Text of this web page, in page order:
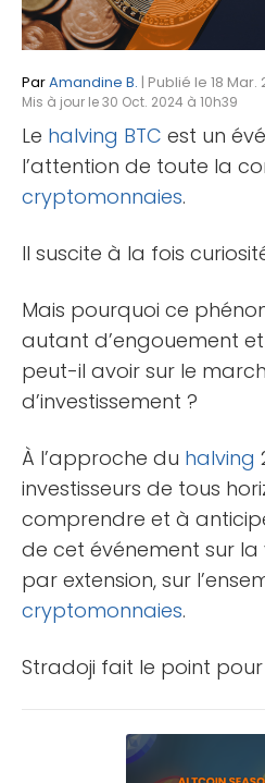
ParAmandine B. | Publié le 18
Mis à jour le 30 Oct. 2024 à 10h39
Le halving BTC est un
l’attention de toute la
cryptomonnaies.
Il suscite à la fois
Mais pourquoi ce
autant d’engouement
peut-il avoir sur le
d’investissement ?
À l’approche du halving
investisseurs de tous
comprendre et à
de cet événement sur la
par extension, sur
cryptomonnaies.
Stradoji fait le point pour